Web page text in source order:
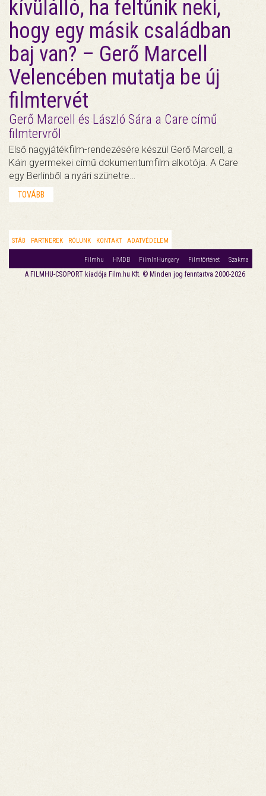
kívülálló, ha feltűnik neki,
hogy egy másik családban
baj van? – Gerő Marcell
Velencében mutatja be új
filmtervét
Gerő Marcell és László Sára a Care című
filmtervről
Első nagyjátékfilm-rendezésére készül Gerő Marcell, a
Káin gyermekei című dokumentumfilm alkotója. A Care
egy Berlinből a nyári szünetre…
TOVÁBB
STÁB PARTNEREK RÓLUNK KONTAKT ADATVÉDELEM
Filmhu HMDB FilmInHungary Filmtörténet Szakma
A FILMHU-CSOPORT kiadója Film.hu Kft. © Minden jog fenntartva 2000-2026